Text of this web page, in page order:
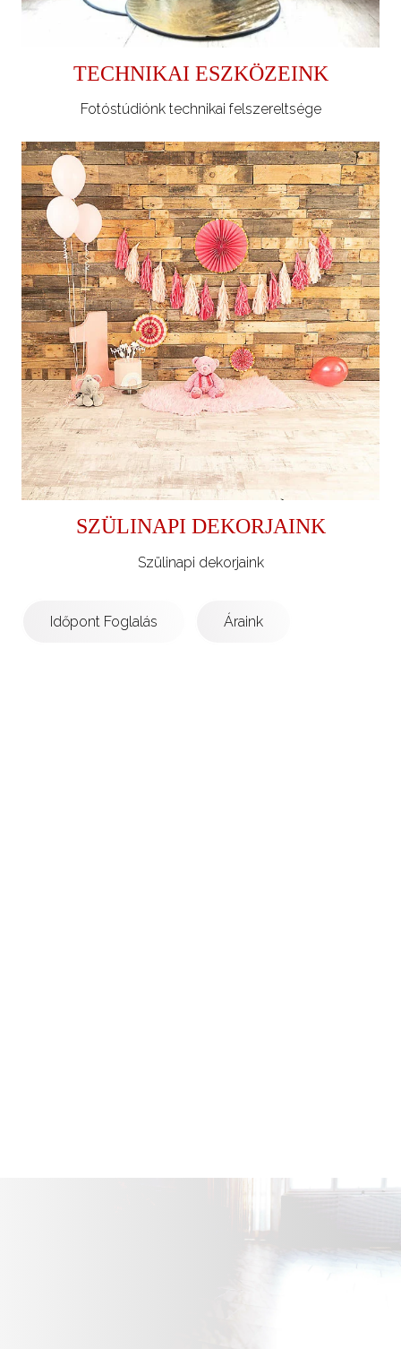
TECHNIKAI ESZKÖZEINK
Fotóstúdiónk technikai felszereltsége
SZÜLINAPI DEKORJAINK
Szülinapi dekorjaink
Időpont Foglalás Áraink